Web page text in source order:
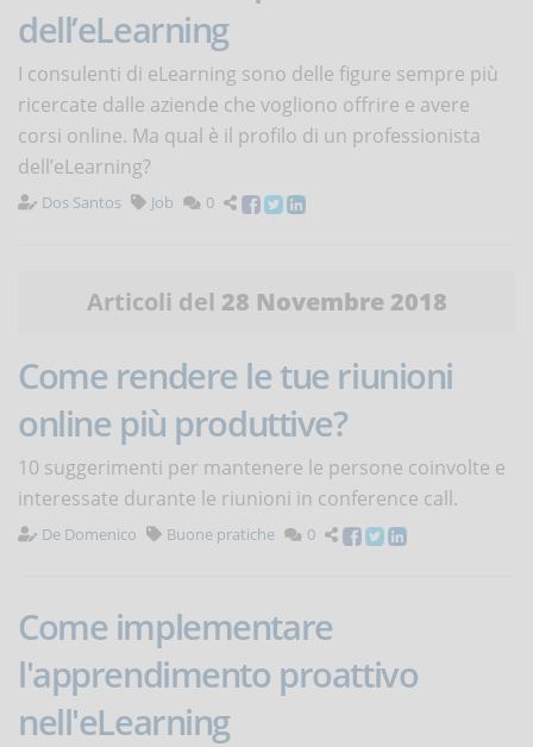
dell’eLearning
I consulenti di eLearning sono delle figure sempre più
ricercate dalle aziende che vogliono offrire e avere
corsi online. Ma qual è il profilo di un professionista
dell’eLearning?
Dos Santos Job 0
Articoli del 28 Novembre 2018
Come rendere le tue riunioni
online più produttive?
10 suggerimenti per mantenere le persone coinvolte e
interessate durante le riunioni in conference call.
De Domenico Buone pratiche 0
Come implementare
l'apprendimento proattivo
nell'eLearning